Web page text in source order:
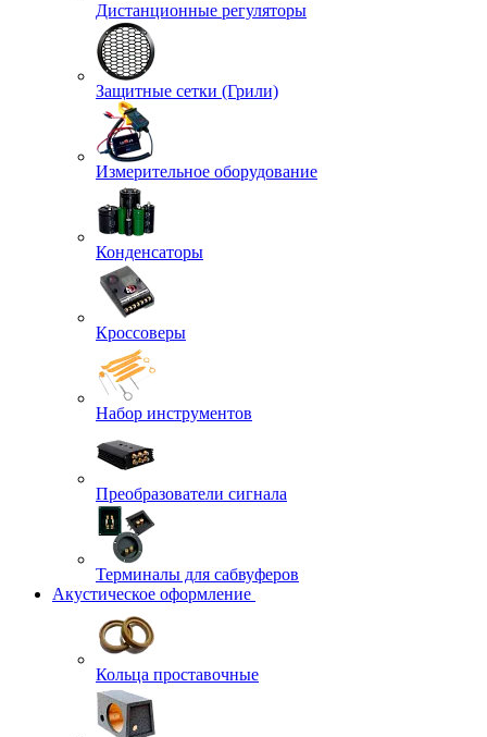
Дистанционные регуляторы
Защитные сетки (Грили)
Измерительное оборудование
Конденсаторы
Кроссоверы
Набор инструментов
Преобразователи сигнала
Терминалы для сабвуферов
Акустическое оформление
Кольца проставочные